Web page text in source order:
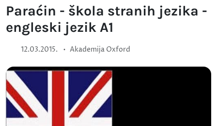
Paraćin - škola stranih jezika -
engleski jezik A1
12.03.2015. • Akademija Oxford